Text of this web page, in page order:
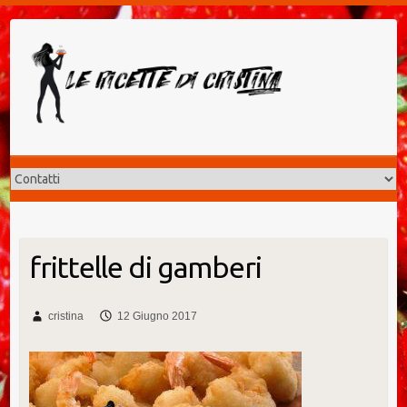
Salta
al
contenuto
frittelle di gamberi
cristina 12 Giugno 2017